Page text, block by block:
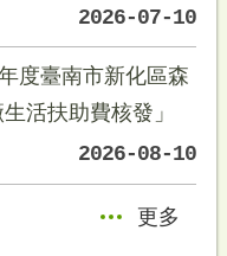
2026-07-10
度臺南市新化區森
活扶助費核發」
2026-08-10
更多